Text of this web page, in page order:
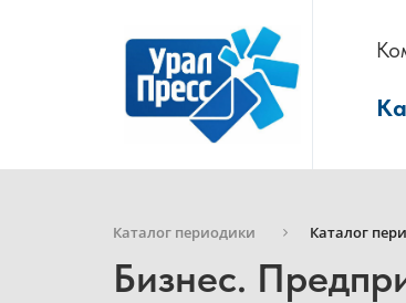
Каталог периодики Каталог
Бизнес.